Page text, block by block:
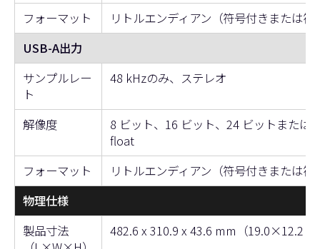
フォーマット
リトルエンディアン（符号付きまたは符
USB-A出力
サンプルレー
ト
48 kHzのみ、ステレオ
解像度
8 ビット、16 ビット、24 ビットまたは
float
フォーマット
リトルエンディアン（符号付きまたは符
物理仕様
製品寸法
482.6 x 310.9 x 43.6 mm（